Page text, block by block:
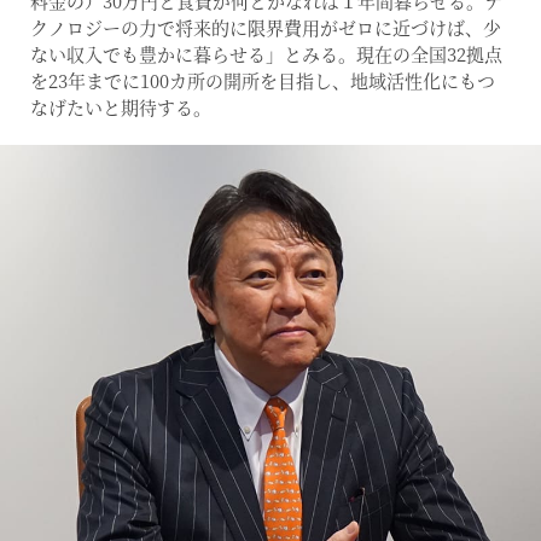
クノロジーの力で将来的に限界費用がゼロに近づけば、少
ない収入でも豊かに暮らせる」とみる。現在の全国32拠点
を23年までに100カ所の開所を目指し、地域活性化にもつ
なげたいと期待する。